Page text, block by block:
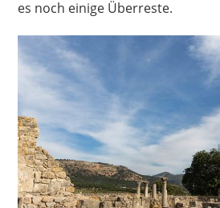
es noch einige Überreste.